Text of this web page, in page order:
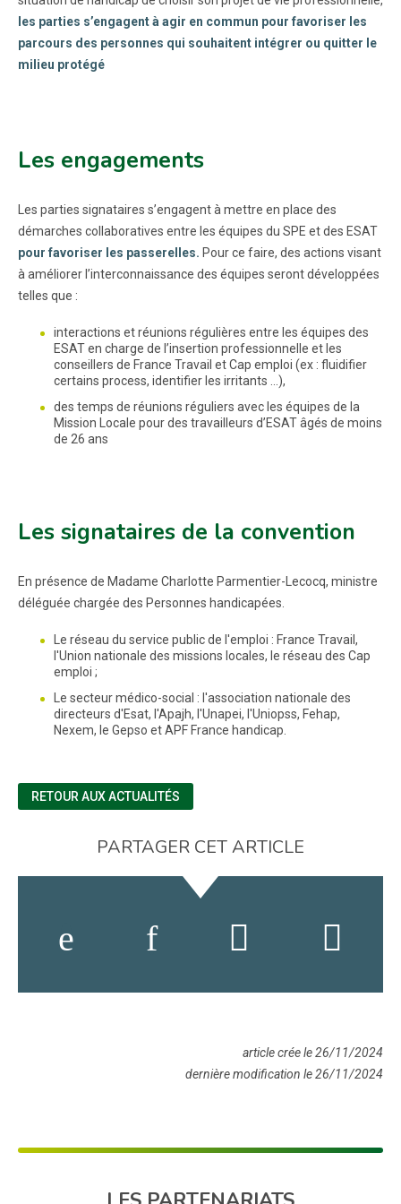
les parties s’engagent à agir en commun pour favoriser les
parcours des personnes qui souhaitent intégrer ou quitter le
milieu protégé
Les engagements
Les parties signataires s’engagent à mettre en place des
démarches collaboratives entre les équipes du SPE et des ESAT
pour favoriser les passerelles. Pour ce faire, des actions visant
à améliorer l’interconnaissance des équipes seront développées
telles que :
interactions et réunions régulières entre les équipes des
ESAT en charge de l’insertion professionnelle et les
conseillers de France Travail et Cap emploi (ex : fluidifier
certains process, identifier les irritants …),
des temps de réunions réguliers avec les équipes de la
Mission Locale pour des travailleurs d’ESAT âgés de moins
de 26 ans
Les signataires de la convention
En présence de Madame Charlotte Parmentier-Lecocq, ministre
déléguée chargée des Personnes handicapées.
Le réseau du service public de l'emploi : France Travail,
l'Union nationale des missions locales, le réseau des Cap
emploi ;
Le secteur médico-social : l'association nationale des
directeurs d'Esat, l'Apajh, l'Unapei, l'Uniopss, Fehap,
Nexem, le Gepso et APF France handicap.
RETOUR AUX ACTUALITÉS
PARTAGER CET ARTICLE
article crée le 26/11/2024
dernière modification le 26/11/2024